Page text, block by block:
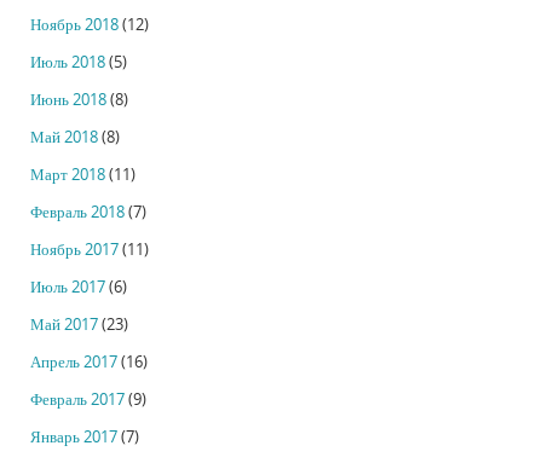
Ноябрь 2018(12)
Июль 2018(5)
Июнь 2018(8)
Май 2018(8)
Март 2018(11)
Февраль 2018(7)
Ноябрь 2017(11)
Июль 2017(6)
Май 2017(23)
Апрель 2017(16)
Февраль 2017(9)
Январь 2017(7)